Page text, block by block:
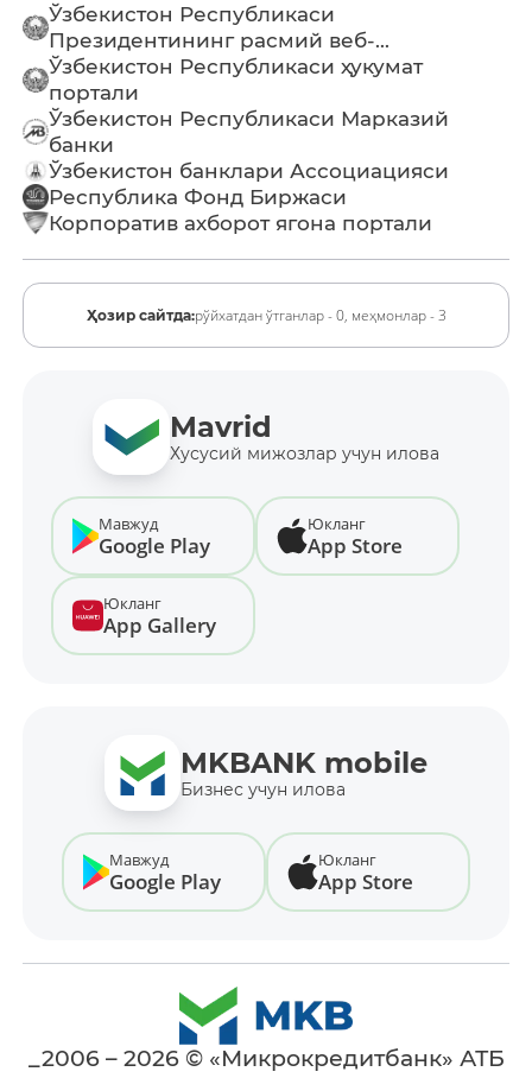
Ўзбекистон Республикаси
Президентининг расмий веб-...
Ўзбекистон Республикаси ҳукумат
портали
Ўзбекистон Республикаси Марказий
банки
Ўзбекистон банклари Ассоциацияси
Республика Фонд Биржаси
Корпоратив ахборот ягона портали
Ҳозир сайтда:рўйхатдан ўтганлар - 0, меҳмонлар - 3
Mavrid
Хусусий мижозлар учун илова
Мавжуд
Google Play
Юкланг
App Store
Юкланг
App Gallery
MKBANK mobile
Бизнес учун илова
Мавжуд
Google Play
Юкланг
App Store
_2006 – 2026 © «Микрокредитбанк» АТБ